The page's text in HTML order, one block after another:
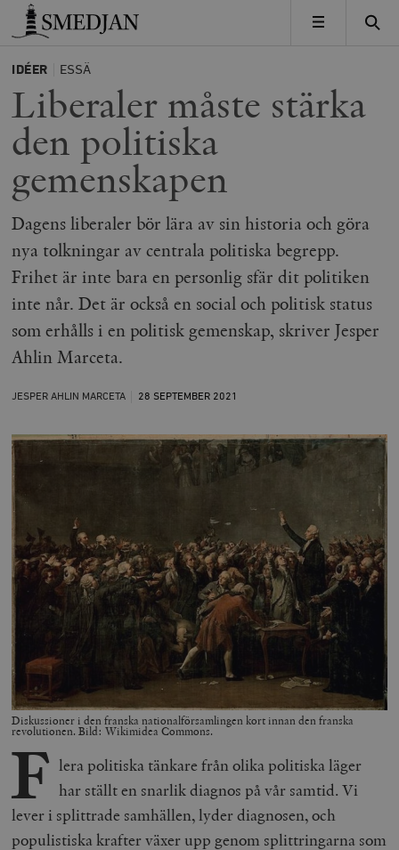
Timbro
MENY
IDÉER ESSÄ
Liberaler måste stärka
den politiska
gemenskapen
Dagens liberaler bör lära av sin historia och göra
nya tolkningar av centrala politiska begrepp.
Frihet är inte bara en personlig sfär dit politiken
inte når. Det är också en social och politisk status
som erhålls i en politisk gemenskap, skriver Jesper
Ahlin Marceta.
JESPER AHLIN MARCETA 28 SEPTEMBER 2021
Diskussioner i den franska nationalförsamlingen kort innan den franska
revolutionen. Bild: Wikimidea Commons.
F lera politiska tänkare från olika politiska läger
har ställt en snarlik diagnos på vår samtid. Vi
lever i splittrade samhällen, lyder diagnosen, och
populistiska krafter växer upp genom splittringarna som